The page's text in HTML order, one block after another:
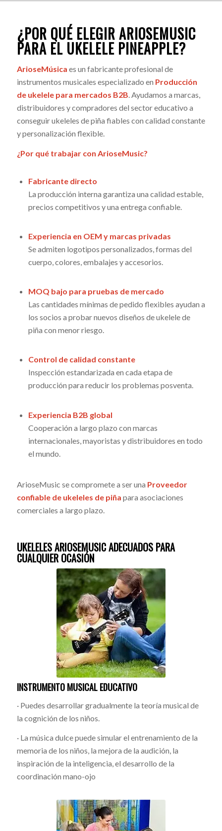
¿POR QUÉ ELEGIR ARIOSEMUSIC
PARA EL UKELELE PINEAPPLE?
ArioseMúsica es un fabricante profesional de
instrumentos musicales especializado en Producción
de ukelele para mercados B2B. Ayudamos a marcas,
distribuidores y compradores del sector educativo a
conseguir ukeleles de piña fiables con calidad constante
y personalización flexible.
¿Por qué trabajar con ArioseMusic?
Fabricante directo
La producción interna garantiza una calidad estable,
precios competitivos y una entrega confiable.
Experiencia en OEM y marcas privadas
Se admiten logotipos personalizados, formas del
cuerpo, colores, embalajes y accesorios.
MOQ bajo para pruebas de mercado
Las cantidades mínimas de pedido flexibles ayudan a
los socios a probar nuevos diseños de ukelele de
piña con menor riesgo.
Control de calidad constante
Inspección estandarizada en cada etapa de
producción para reducir los problemas posventa.
Experiencia B2B global
Cooperación a largo plazo con marcas
internacionales, mayoristas y distribuidores en todo
el mundo.
ArioseMusic se compromete a ser una Proveedor
confiable de ukeleles de piña para asociaciones
comerciales a largo plazo.
UKELELES ARIOSEMUSIC ADECUADOS PARA
CUALQUIER OCASIÓN
INSTRUMENTO MUSICAL EDUCATIVO
· Puedes desarrollar gradualmente la teoría musical de
la cognición de los niños.
· La música dulce puede simular el entrenamiento de la
memoria de los niños, la mejora de la audición, la
inspiración de la inteligencia, el desarrollo de la
coordinación mano-ojo